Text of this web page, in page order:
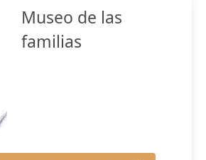
Museo de las
familias